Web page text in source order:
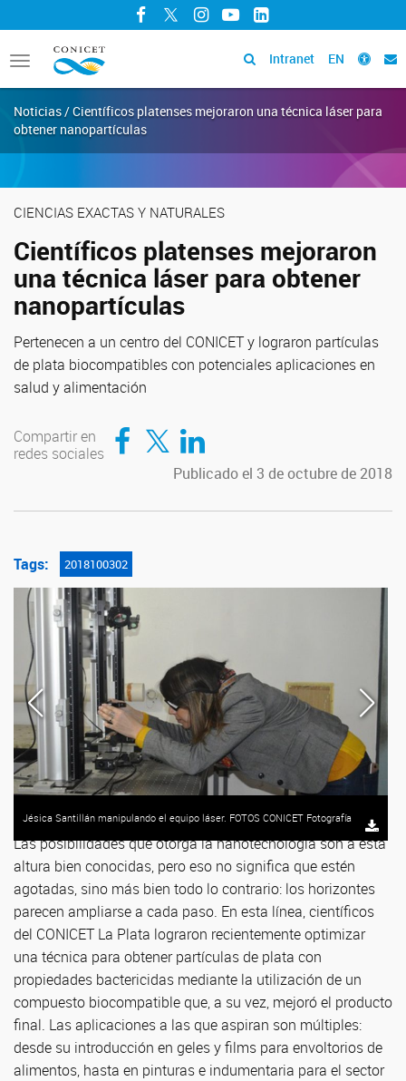
Facebook
TwitterInstagram
YouTubeLinkedIn
Toggle
navigation
Intranet EN
Noticias / Científicos platenses mejoraron una técnica láser para
obtener nanopartículas
CIENCIAS EXACTAS Y NATURALES
Científicos platenses mejoraron
una técnica láser para obtener
nanopartículas
Pertenecen a un centro del CONICET y lograron partículas
de plata biocompatibles con potenciales aplicaciones en
salud y alimentación
Compartir en
redes sociales
Compartir en Facebook
Compartir en TwitterCompartir en LinkedIn
Publicado el 3 de octubre de 2018
Tags: 2018100302
Jésica Santillán manipulando el equipo láser. FOTOS CONICET Fotografía
Las posibilidades que otorga la nanotecnología son a esta
altura bien conocidas, pero eso no significa que estén
agotadas, sino más bien todo lo contrario: los horizontes
parecen ampliarse a cada paso. En esta línea, científicos
del CONICET La Plata lograron recientemente optimizar
una técnica para obtener partículas de plata con
propiedades bactericidas mediante la utilización de un
compuesto biocompatible que, a su vez, mejoró el producto
final. Las aplicaciones a las que aspiran son múltiples:
desde su introducción en geles y films para envoltorios de
alimentos, hasta en pinturas e indumentaria para el sector